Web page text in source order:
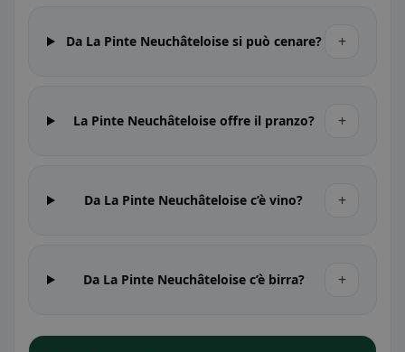
Da La Pinte Neuchâteloise si può cenare? +
La Pinte Neuchâteloise offre il pranzo? +
Da La Pinte Neuchâteloise c’è vino? +
Da La Pinte Neuchâteloise c’è birra? +